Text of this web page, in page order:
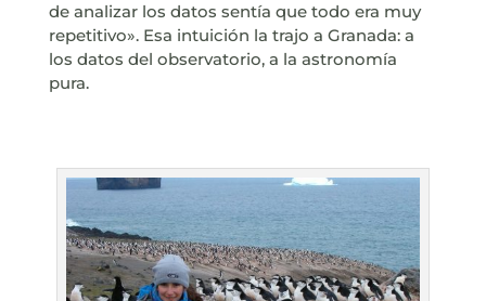
de analizar los datos sentía que todo era muy
repetitivo». Esa intuición la trajo a Granada: a
los datos del observatorio, a la astronomía
pura.